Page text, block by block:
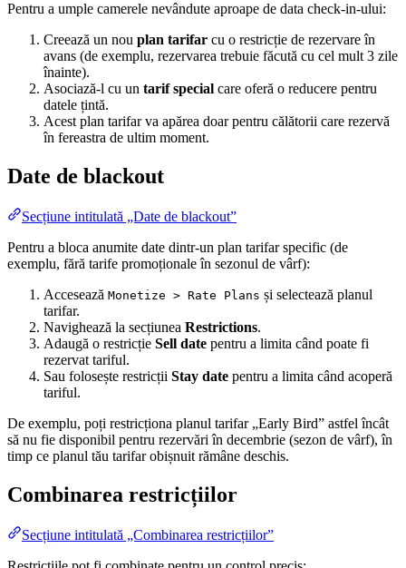
Pentru a umple camerele nevândute aproape de data check-in-ului:
Creează un nou plan tarifar cu o restricție de rezervare în
avans (de exemplu, rezervarea trebuie făcută cu cel mult 3 zile
înainte).
Asociază-l cu un tarif special care oferă o reducere pentru
datele țintă.
Acest plan tarifar va apărea doar pentru călătorii care rezervă
în fereastra de ultim moment.
Date de blackout
Secțiune intitulată „Date de blackout”
Pentru a bloca anumite date dintr-un plan tarifar specific (de
exemplu, fără tarife promoționale în sezonul de vârf):
Accesează Monetize > Rate Plans și selectează planul
tarifar.
Navighează la secțiunea Restrictions.
Adaugă o restricție Sell date pentru a limita când poate fi
rezervat tariful.
Sau folosește restricții Stay date pentru a limita când acoperă
tariful.
De exemplu, poți restricționa planul tarifar „Early Bird” astfel încât
să nu fie disponibil pentru rezervări în decembrie (sezon de vârf), în
timp ce planul tău tarifar obișnuit rămâne deschis.
Combinarea restricțiilor
Secțiune intitulată „Combinarea restricțiilor”